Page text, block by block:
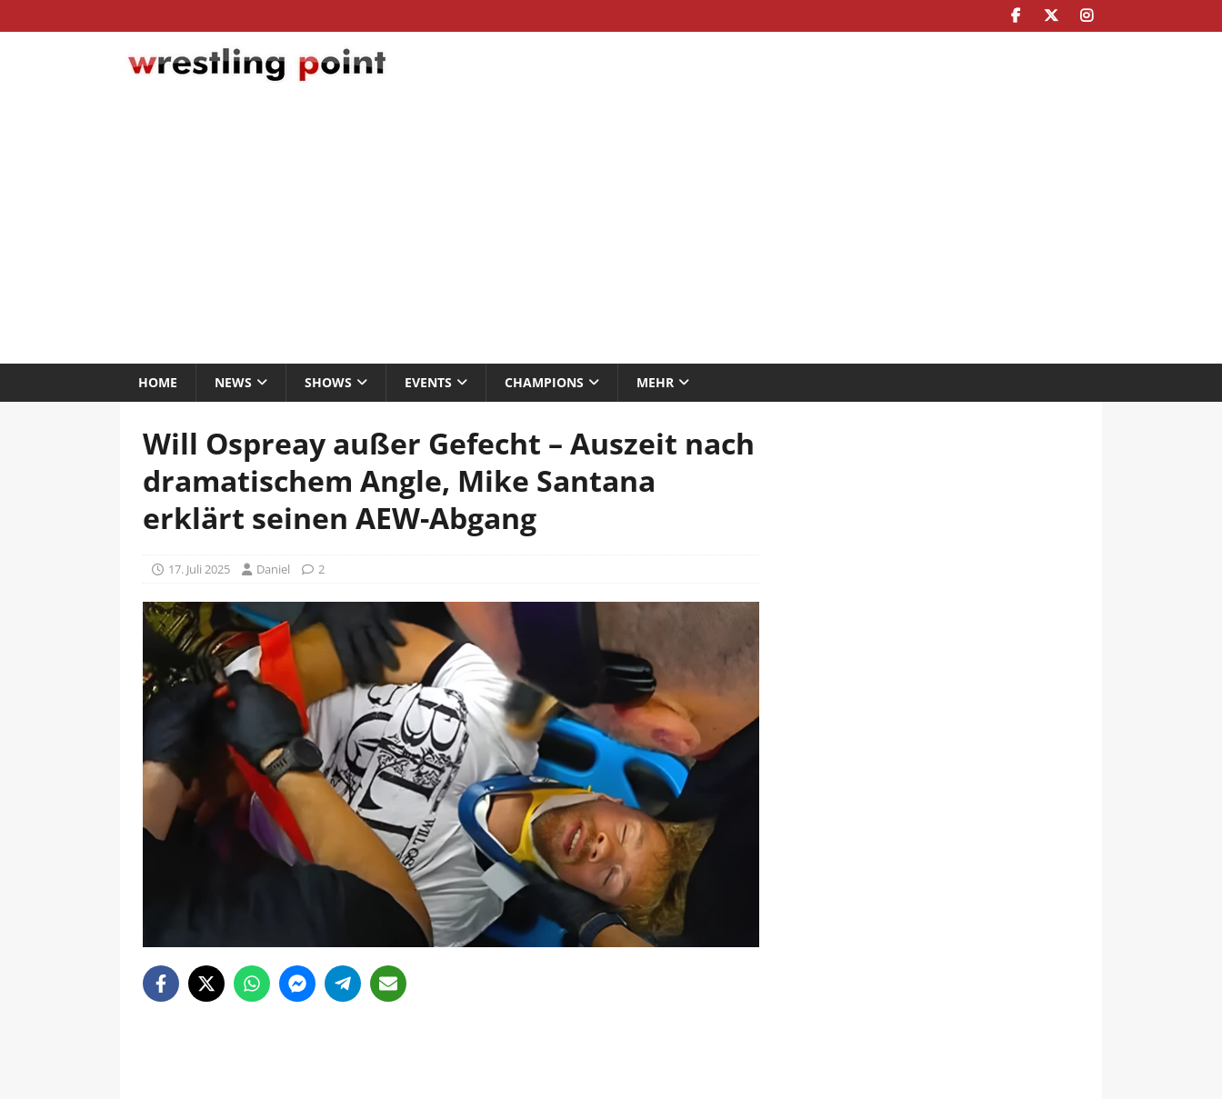
HOME NEWS SHOWS EVENTS CHAMPIONS MEHR
Will Ospreay außer Gefecht – Auszeit nach
dramatischem Angle, Mike Santana
erklärt seinen AEW-Abgang
17. Juli 2025 Daniel 2